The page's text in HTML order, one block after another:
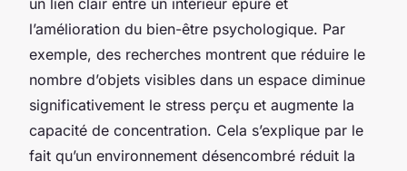
l’amélioration du bien-être psychologique. Par
exemple, des recherches montrent que réduire le
nombre d’objets visibles dans un espace diminue
significativement le stress perçu et augmente la
capacité de concentration. Cela s’explique par le
fait qu’un environnement désencombré réduit la